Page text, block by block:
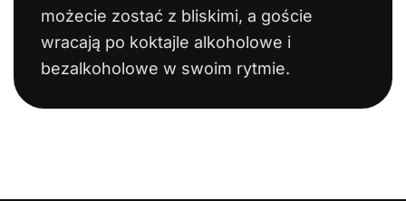
możecie zostać z bliskimi, a goście
wracają po koktajle alkoholowe i
bezalkoholowe w swoim rytmie.